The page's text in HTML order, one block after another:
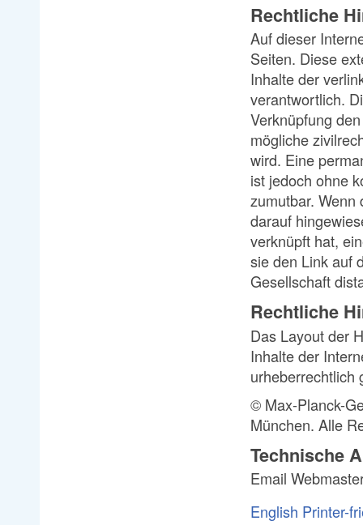
Rechtliche
Auf dieser
Seiten. Diese
Inhalte der
verantwortlich.
Verknüpfung
mögliche
wird. Eine
ist jedoch ohne
zumutbar. Wenn
darauf
verknüpft hat,
sie den Link auf
Gesellschaft
Rechtliche
Das Layout der
Inhalte der
urheberrechtlich
© Max-Planck-
München. Alle
Technische
Email
English Printer-